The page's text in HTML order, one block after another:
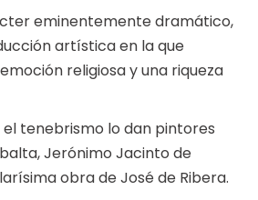
eminentemente dramático,
artística en la que
religiosa y una riqueza
el tenebrismo lo dan pintores
Jerónimo Jacinto de
obra de José de Ribera.